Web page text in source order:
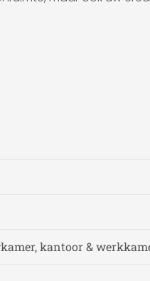
kantoor &